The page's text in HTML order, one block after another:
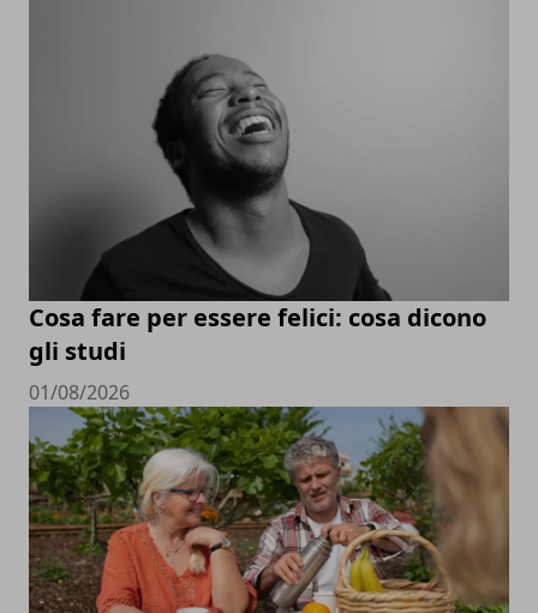
Cosa fare per essere felici: cosa dicono
gli studi
01/08/2026